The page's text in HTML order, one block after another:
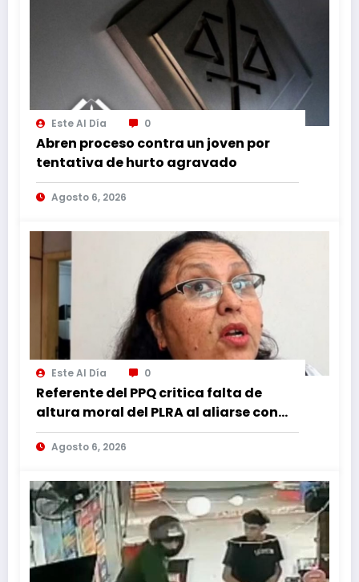
Este Al Día 0
Abren proceso contra un joven por
tentativa de hurto agravado
Agosto 6, 2026
Este Al Día 0
Referente del PPQ critica falta de
altura moral del PLRA al aliarse con
corruptos
Agosto 6, 2026